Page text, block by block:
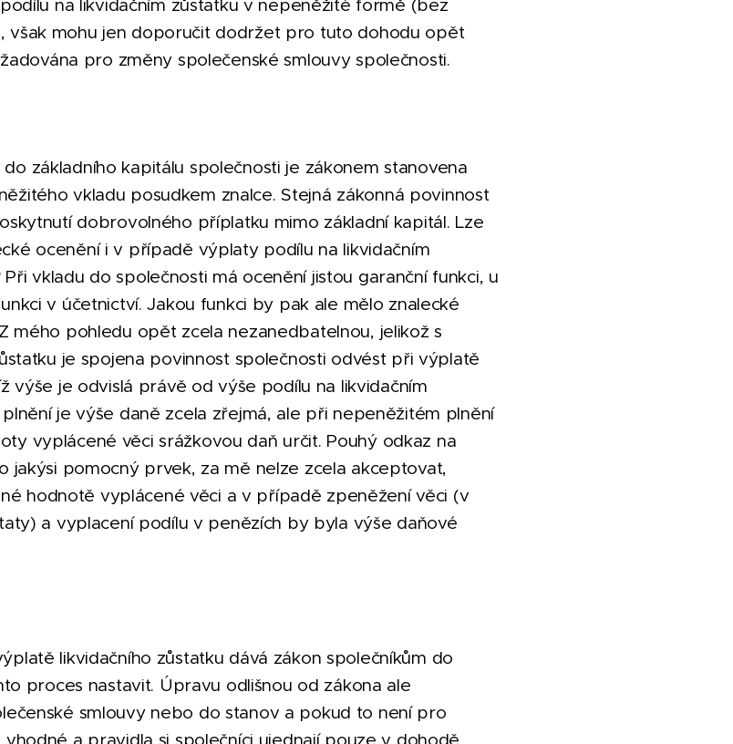
na likvidačním zůstatku v nepeněžité formě (bez
však mohu jen doporučit dodržet pro tuto dohodu opět
pro změny společenské smlouvy společnosti.
základního kapitálu společnosti je zákonem stanovena
vkladu posudkem znalce. Stejná zákonná povinnost
dobrovolného příplatku mimo základní kapitál. Lze
ocenění i v případě výplaty podílu na likvidačním
vkladu do společnosti má ocenění jistou garanční funkci, u
v účetnictví. Jakou funkci by pak ale mělo znalecké
mého pohledu opět zcela nezanedbatelnou, jelikož s
je spojena povinnost společnosti odvést při výplatě
výše je odvislá právě od výše podílu na likvidačním
je výše daně zcela zřejmá, ale při nepeněžitém plnění
vyplácené věci srážkovou daň určit. Pouhý odkaz na
jakýsi pomocný prvek, za mě nelze zcela akceptovat,
hodnotě vyplácené věci a v případě zpeněžení věci (v
a vyplacení podílu v penězích by byla výše daňové
likvidačního zůstatku dává zákon společníkům do
proces nastavit. Úpravu odlišnou od zákona ale
smlouvy nebo do stanov a pokud to není pro
a pravidla si společníci ujednají pouze v dohodě